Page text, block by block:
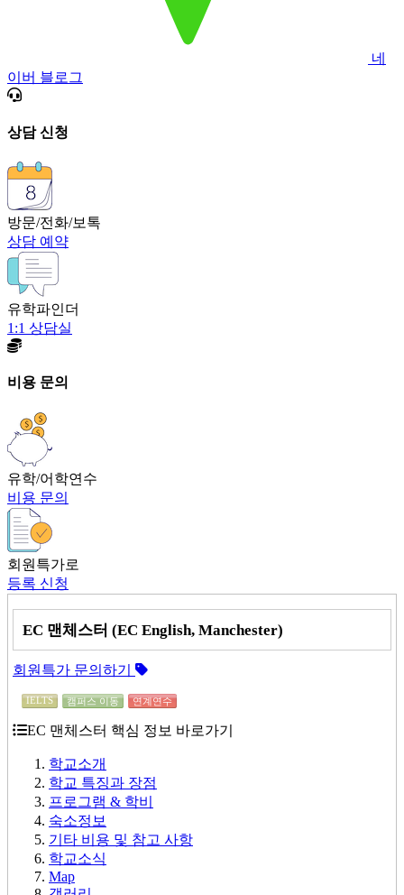
네
이버 블로그
상담 신청
방문/전화/보톡
상담 예약
유학파인더
1:1 상담실
비용 문의
유학/어학연수
비용 문의
회원특가로
등록 신청
EC 맨체스터 (EC English, Manchester)
회원특가 문의하기
IELTS 캠퍼스 이동 연계연수
EC 맨체스터 핵심 정보 바로가기
학교소개
학교 특징과 장점
프로그램 & 학비
숙소정보
기타 비용 및 참고 사항
학교소식
Map